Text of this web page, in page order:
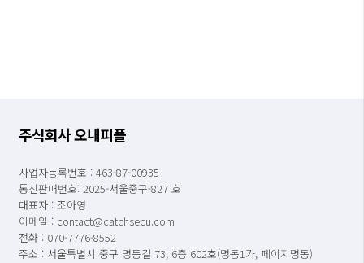
주식회사 오내피플
사업자등록번호 : 463-87-00935
통신판매번호: 2025-서울중구-827 호
대표자 : 조아영
이메일 : contact@catchsecu.com
전화 : 070-7776-8552
주소 : 서울특별시 중구 명동길 73, 6층 602호(명동1가, 페이지명동)